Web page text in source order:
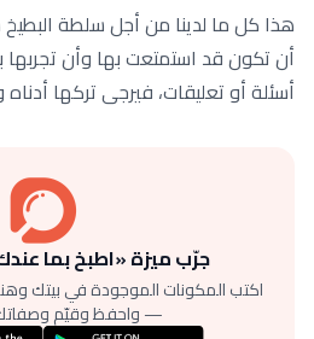
هذا كل ما لدينا من أجل سلطة
أن تكون قد استمتعت بها وأن
أسئلة أو تعليقات، فيرجى تركها
جرّب ميزة «اطبخ بما
اكتب المكونات الموجودة في بيتك
— واحفظ وقيّم